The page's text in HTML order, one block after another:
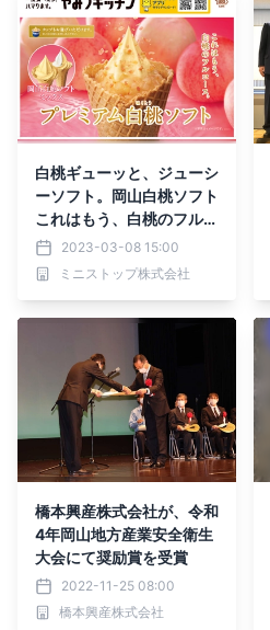
白桃ギューッと、ジューシ
ーソフト。岡山白桃ソフト
これはもう、白桃のフルコ
ース。プレミアム白桃ソフ
ト ３月１０日（金）新発
売！！
2023-03-08 15:00
ミニストップ株式会社
橋本興産株式会社が、令和
4年岡山地方産業安全衛生
大会にて奨励賞を受賞
2022-11-25 08:00
橋本興産株式会社